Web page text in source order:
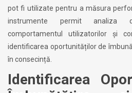
pot fi utilizate pentru a măsura
instrumente permit analiza
comportamentul utilizatorilor și
identificarea oportunităților de
în consecință.
Identificarea